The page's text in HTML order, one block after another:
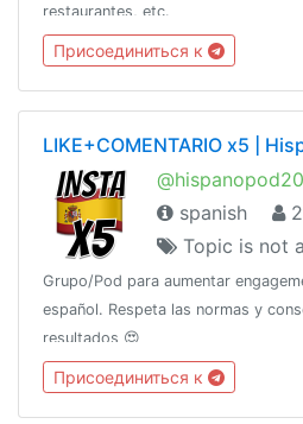
restaurantes, etc.
Присоединиться к
@hispanopod20
spanish
2
Topic is not
Grupo/Pod para aumentar
español. Respeta las normas y
resultados 😍
Присоединиться к